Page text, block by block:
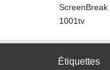
ScreenBreak
1001tv
Étiquettes